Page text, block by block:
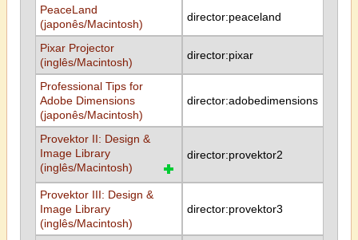
PeaceLand
(japonês/Macintosh)
director:peaceland
Pixar Projector
(inglês/Macintosh)
director:pixar
Professional Tips for
Adobe Dimensions
(japonês/Macintosh)
director:adobedimensions
Provektor II: Design &
Image Library
(inglês/Macintosh)
director:provektor2
Provektor III: Design &
Image Library
(inglês/Macintosh)
director:provektor3